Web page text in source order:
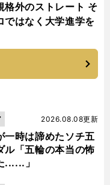
格外のストレート そ
ではなく大学進学を
一時は諦めたソチ五
ル「五輪の本当の怖
......」
2026.08.08更新